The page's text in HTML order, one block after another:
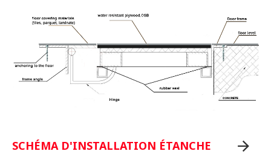
SCHÉMA D'INSTALLATION ÉTANCHE